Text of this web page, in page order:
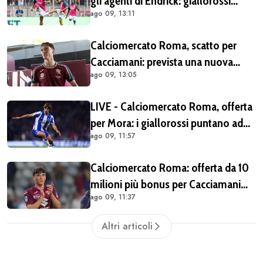
pronti all'affondo in caso di apertura
ago 09, 13:11
Calciomercato Roma, scatto per
Cacciamani: prevista una nuova
offerta tra oggi e domani
ago 09, 13:05
LIVE - Calciomercato Roma, offerta
per Mora: i giallorossi puntano ad
acquistarlo a titolo definitivo.
ago 09, 11:57
Calciomercato Roma: offerta da 10
milioni più bonus per Cacciamani
ma c'è distanza, interesse anche
dell'Inter. Cherubini vicino al
Benevento
ago 09, 11:37
Altri articoli